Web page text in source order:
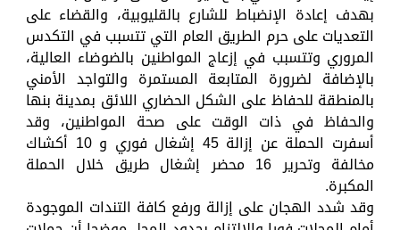
بهدف إعادة الإنضباط للشارع بالقليوبية، والقضاء على
التعديات على حرم الطريق العام التي تتسبب في التكدس
المروري وتتسبب في إزعاج المواطنين بالضوضاء العالية،
بالإضافة لضرورة المتابعة المستمرة والتواجد الأمني
بالمنطقة للحفاظ على الشكل الحضاري اللائق بمدينة بنها
والحفاظ في ذات الوقت على صحة المواطنين، وقد
أسفرت الحملة عن إزالة 45 إشغال فوري و 10 أكشاك
مخالفة وتحرير 16 محضر إشغال طريق خلال الحملة
المكبرة.
وقد شدد الهجان على إزالة ورفع كافة التندات الموجودة